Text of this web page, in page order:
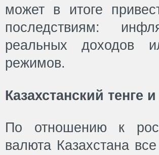
может в итоге
последствиям:
реальных доходов
режимов.
Казахстанский тенге
По отношению к
валюта Казахстана